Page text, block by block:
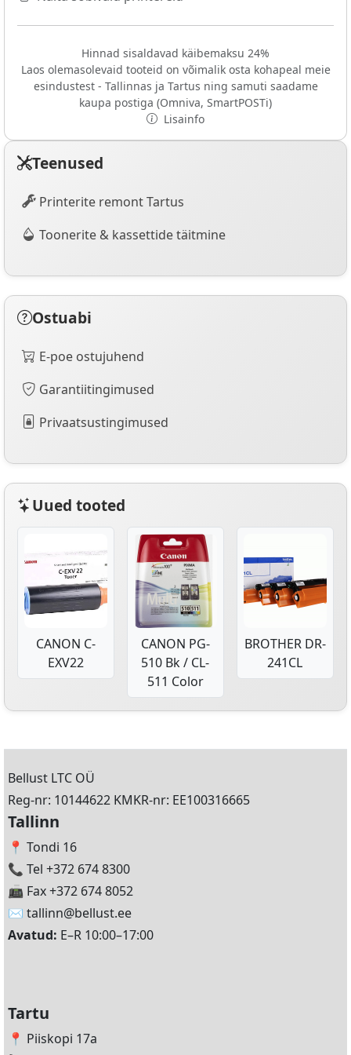
Hinnad sisaldavad käibemaksu 24%
Laos olemasolevaid tooteid on võimalik osta kohapeal meie
esindustest - Tallinnas ja Tartus ning samuti saadame
kaupa postiga (Omniva, SmartPOSTi)
Lisainfo
Teenused
Printerite remont Tartus
Toonerite & kassettide täitmine
Ostuabi
E-poe ostujuhend
Garantiitingimused
Privaatsustingimused
Uued tooted
CANON C-
EXV22
CANON PG-
510 Bk / CL-
511 Color
BROTHER DR-
241CL
Bellust LTC OÜ
Reg-nr: 10144622 KMKR-nr: EE100316665
Tallinn
📍 Tondi 16
📞 Tel +372 674 8300
📠 Fax +372 674 8052
✉️ tallinn@bellust.ee
Avatud: E–R 10:00–17:00
Tartu
📍 Piiskopi 17a